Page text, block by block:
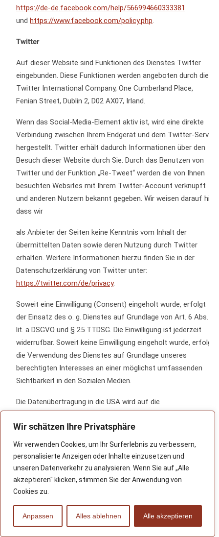
Wir schätzen Ihre Privatsphäre
Wir verwenden Cookies, um Ihr Surferlebnis zu verbessern,
personalisierte Anzeigen oder Inhalte einzusetzen und
unseren Datenverkehr zu analysieren. Wenn Sie auf „Alle
akzeptieren" klicken, stimmen Sie der Anwendung von
Cookies zu.
Anpassen Alles ablehnen Alle akzeptieren
https://de-de.facebook.com/help/566994660333381
und https://www.facebook.com/policy.php.
Twitter
Auf dieser Website sind Funktionen des Dienstes Twitter
eingebunden. Diese Funktionen werden angeboten durch die
Twitter International Company, One Cumberland Place,
Fenian Street, Dublin 2, D02 AX07, Irland.
Wenn das Social-Media-Element aktiv ist, wird eine direkte
Verbindung zwischen Ihrem Endgerät und dem Twitter-Server
hergestellt. Twitter erhält dadurch Informationen über den
Besuch dieser Website durch Sie. Durch das Benutzen von
Twitter und der Funktion „Re-Tweet“ werden die von Ihnen
besuchten Websites mit Ihrem Twitter-Account verknüpft
und anderen Nutzern bekannt gegeben. Wir weisen darauf hin,
dass wir
als Anbieter der Seiten keine Kenntnis vom Inhalt der
übermittelten Daten sowie deren Nutzung durch Twitter
erhalten. Weitere Informationen hierzu finden Sie in der
Datenschutzerklärung von Twitter unter:
https://twitter.com/de/privacy.
Soweit eine Einwilligung (Consent) eingeholt wurde, erfolgt
der Einsatz des o. g. Dienstes auf Grundlage von Art. 6 Abs. 1
lit. a DSGVO und § 25 TTDSG. Die Einwilligung ist jederzeit
widerrufbar. Soweit keine Einwilligung eingeholt wurde, erfolgt
die Verwendung des Dienstes auf Grundlage unseres
berechtigten Interesses an einer möglichst umfassenden
Sichtbarkeit in den Sozialen Medien.
Die Datenübertragung in die USA wird auf die
Details finden Sie hier:
https://gdpr.twitter.com/en/controller-to-controller-
transfers.html .
Ihre Datenschutzeinstellungen bei Twitter können Sie in den
Konto-Einstellungen unter
Instagram